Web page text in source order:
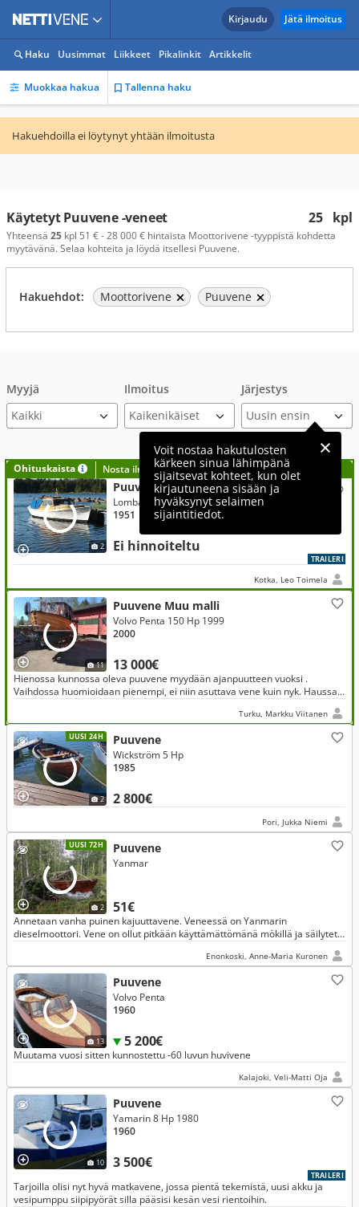
Kirjaudu Jätä ilmoitus
Haku Uusimmat Liikkeet Pikalinkit Artikkelit
Muokkaa hakua Tallenna haku
Hakuehdoilla ei löytynyt yhtään ilmoitusta
25 kpl
Käytetyt Puuvene -veneet
Yhteensä 25 kpl 51 € - 28 000 € hintaista Moottorivene -tyyppistä kohdetta
myytävänä. Selaa kohteita ja löydä itsellesi Puuvene.
Hakuehdot: Moottorivene Puuvene
Myyjä Ilmoitus Järjestys
Voit nostaa hakutulosten
kärkeen sinua lähimpänä
sijaitsevat kohteet, kun olet
kirjautuneena sisään ja
hyväksynyt selaimen
sijaintitiedot.
Ohituskaista Nosta ilmoituksesi tähän?
2
Puuvene Muu malli
Ei hinnoiteltu
Lombardini 40 Hp 2010
1951
TRAILERI
Kotka, Leo Toimela
11
Puuvene Muu malli
13 000€
Volvo Penta 150 Hp 1999
2000
Hienossa kunnossa oleva puuvene myydään ajanpuutteen vuoksi .
Vaihdossa huomioidaan pienempi, ei niin asuttava vene kuin nyk. Haussa
Turku, Markku Viitanen
UUSI 24H
2
Puuvene
2 800€
Wickström 5 Hp
1985
Pori, Jukka Niemi
UUSI 72H
2
Puuvene
51€
Yanmar
Annetaan vanha puinen kajuuttavene. Veneessä on Yanmarin
dieselmoottori. Vene on ollut pitkään käyttämättömänä mökillä ja säilytetty
Enonkoski, Anne-Maria Kuronen
13
Puuvene
5 200€
Volvo Penta
1960
Muutama vuosi sitten kunnostettu -60 luvun huvivene
Kalajoki, Veli-Matti Oja
10
Puuvene
3 500€
Yamarin 8 Hp 1980
1960
TRAILERI
Tarjoilla olisi nyt hyvä matkavene, jossa pientä tekemistä, uusi akku ja
vesipumppu siipipyörät silla pääsisi kesän vesi rientoihin.